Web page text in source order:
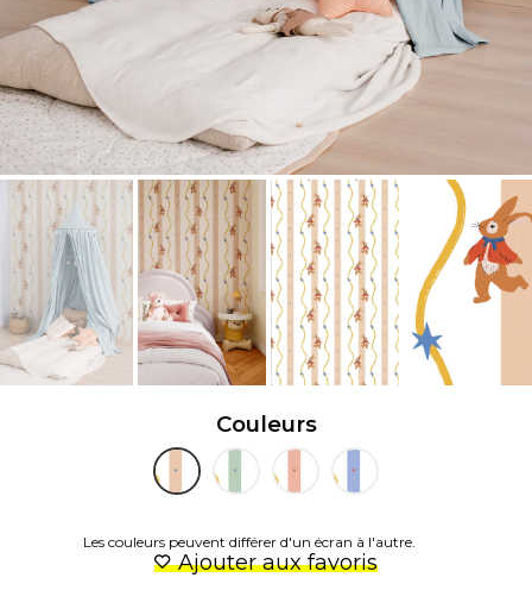
Couleurs
Les couleurs peuvent différer d'un écran à l'autre.
Ajouter aux favoris